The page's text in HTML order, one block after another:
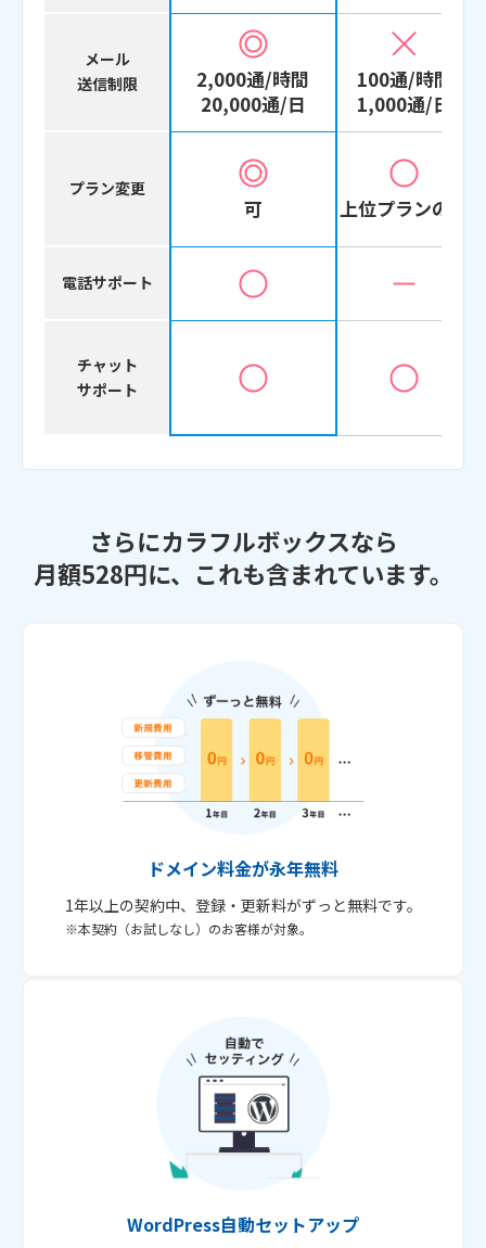
メール
送信制限
2,000通/時間
20,000通/日
100通/時間
1,000通/日
プラン変更
可 上位プランのみ
電話サポート
チャット
サポート
さらにカラフルボックスなら
月額528円に、これも含まれています。
ドメイン料金が永年無料
1年以上の契約中、登録・更新料がずっと無料です。
※本契約（お試しなし）のお客様が対象。
WordPress自動セットアップ